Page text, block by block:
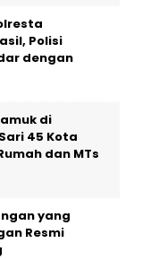
Polisi
dengan
di
45 Kota
dan MTs
yang
Resmi